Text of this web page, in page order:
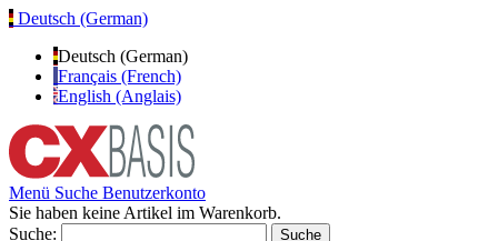
Deutsch (German)
Deutsch (German)
Français (French)
English (Anglais)
Menü Suche Benutzerkonto
Sie haben keine Artikel im Warenkorb.
Suche:
Suche